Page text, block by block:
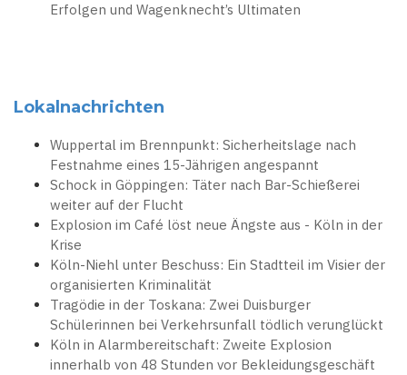
Erfolgen und Wagenknecht’s Ultimaten
Lokalnachrichten
Wuppertal im Brennpunkt: Sicherheitslage nach
Festnahme eines 15-Jährigen angespannt
Schock in Göppingen: Täter nach Bar-Schießerei
weiter auf der Flucht
Explosion im Café löst neue Ängste aus - Köln in der
Krise
Köln-Niehl unter Beschuss: Ein Stadtteil im Visier der
organisierten Kriminalität
Tragödie in der Toskana: Zwei Duisburger
Schülerinnen bei Verkehrsunfall tödlich verunglückt
Köln in Alarmbereitschaft: Zweite Explosion
innerhalb von 48 Stunden vor Bekleidungsgeschäft